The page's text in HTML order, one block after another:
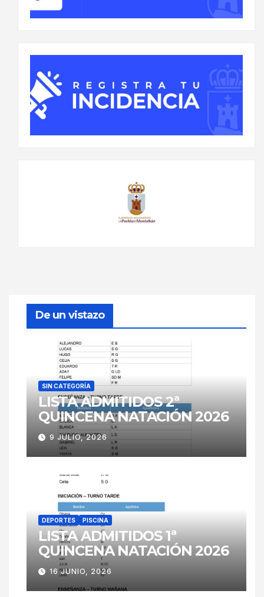
De un vistazo
SIN CATEGORÍA
LISTA ADMITIDOS 2ª
QUINCENA NATACIÓN 2026
9 JULIO, 2026
DEPORTES PISCINA
LISTA ADMITIDOS 1ª
QUINCENA NATACIÓN 2026
16 JUNIO, 2026